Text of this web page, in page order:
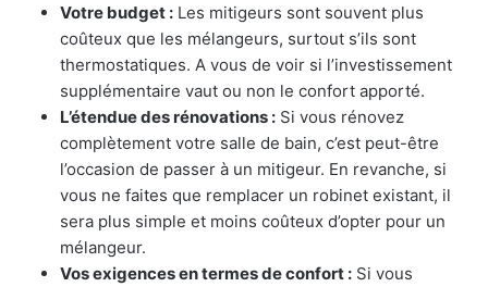
Votre budget : Les mitigeurs sont souvent plus
coûteux que les mélangeurs, surtout s’ils sont
thermostatiques. A vous de voir si l’investissement
supplémentaire vaut ou non le confort apporté.
L’étendue des rénovations : Si vous rénovez
complètement votre salle de bain, c’est peut-être
l’occasion de passer à un mitigeur. En revanche, si
vous ne faites que remplacer un robinet existant, il
sera plus simple et moins coûteux d’opter pour un
mélangeur.
Vos exigences en termes de confort : Si vous